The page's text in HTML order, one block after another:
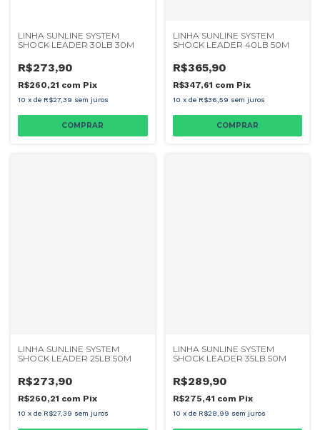
LINHA SUNLINE SYSTEM
SHOCK LEADER 30LB 30M
R$273,90
R$260,21 com Pix
10 x de R$27,39 sem juros
LINHA SUNLINE SYSTEM
SHOCK LEADER 40LB 50M
R$365,90
R$347,61 com Pix
10 x de R$36,59 sem juros
LINHA SUNLINE SYSTEM
SHOCK LEADER 25LB 50M
R$273,90
R$260,21 com Pix
10 x de R$27,39 sem juros
LINHA SUNLINE SYSTEM
SHOCK LEADER 35LB 50M
R$289,90
R$275,41 com Pix
10 x de R$28,99 sem juros